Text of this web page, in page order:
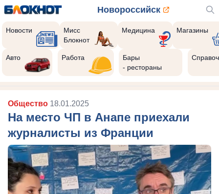
Новороссийск
Новости
Мисс
Блокнот
Медицина Магазины
Авто Работа
Бары
- рестораны
Общество 18.01.2025
На место ЧП в Анапе приехали
журналисты из Франции